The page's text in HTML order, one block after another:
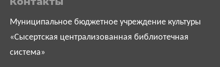
Муниципальное бюджетное учреждение культуры
«Сысертская централизованная библиотечная
система»